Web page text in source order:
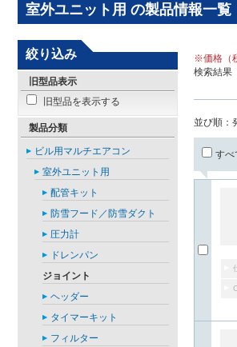
室外ユニット用 の製品情報一覧
※価格（
検索結果
並び順：
すべ
絞り込み
旧型品表示
旧型品を表示する
製品分類
ビル用マルチエアコン
室外ユニット用
配管キット
防雪フード／防雪ダクト
圧力計
ドレンパン
ジョイント
ヘッダー
タイマーキット
フィルター